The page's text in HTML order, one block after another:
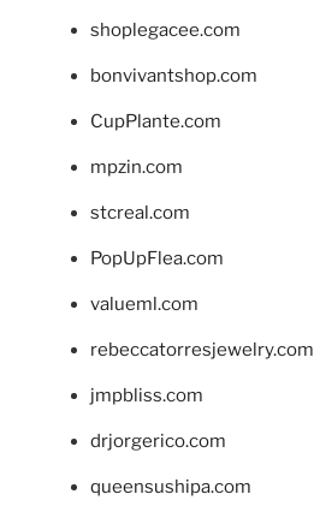
shoplegacee.com
bonvivantshop.com
CupPlante.com
mpzin.com
stcreal.com
PopUpFlea.com
valueml.com
rebeccatorresjewelry.com
jmpbliss.com
drjorgerico.com
queensushipa.com